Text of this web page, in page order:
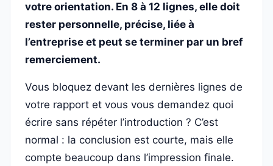
votre orientation. En 8 à 12 lignes, elle doit
rester personnelle, précise, liée à
l’entreprise et peut se terminer par un bref
remerciement.
Vous bloquez devant les dernières lignes de
votre rapport et vous vous demandez quoi
écrire sans répéter l’introduction ? C’est
normal : la conclusion est courte, mais elle
compte beaucoup dans l’impression finale.